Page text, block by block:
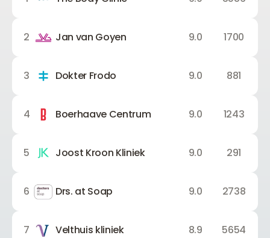
2 Jan van Goyen 9.0 1700
3 Dokter Frodo 9.0 881
4 Boerhaave Centrum 9.0 1243
5 Joost Kroon Kliniek 9.0 291
6 Drs. at Soap 9.0 2738
7 Velthuis kliniek 8.9 5654